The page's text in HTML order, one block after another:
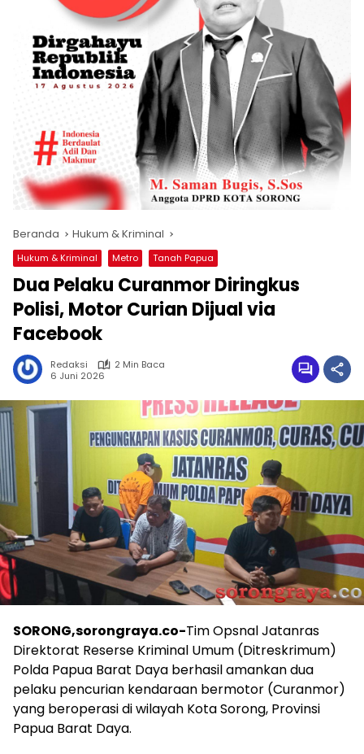
Beranda Hukum & Kriminal
Hukum & Kriminal Metro Tanah Papua
Dua Pelaku Curanmor Diringkus
Polisi, Motor Curian Dijual via
Facebook
Redaksi
2 Min Baca
6 Juni 2026
SORONG,sorongraya.co-Tim Opsnal Jatanras
Direktorat Reserse Kriminal Umum (Ditreskrimum)
Polda Papua Barat Daya berhasil amankan dua
pelaku pencurian kendaraan bermotor (Curanmor)
yang beroperasi di wilayah Kota Sorong, Provinsi
Papua Barat Daya.